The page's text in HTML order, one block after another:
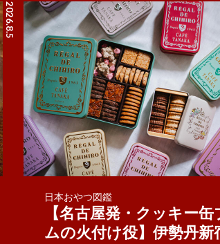
2026.8.5
日本おやつ図鑑
【名古屋発・クッキー缶
ムの火付け役】伊勢丹新